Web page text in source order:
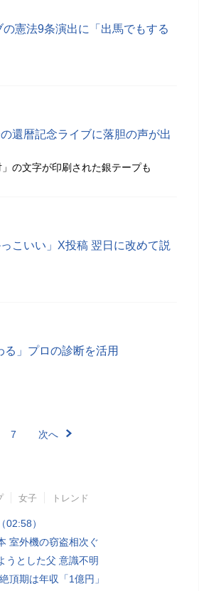
憲法9条演出に「出馬でもする
還暦記念ライブに落胆の声が出
の文字が印刷された銀テープも
こいい」X投稿 翌日に改めて説
」プロの診断を活用
7 次へ
女子 トレンド
02:58）
室外機の窃盗相次ぐ
うとした父 意識不明
頂期は年収「1億円」